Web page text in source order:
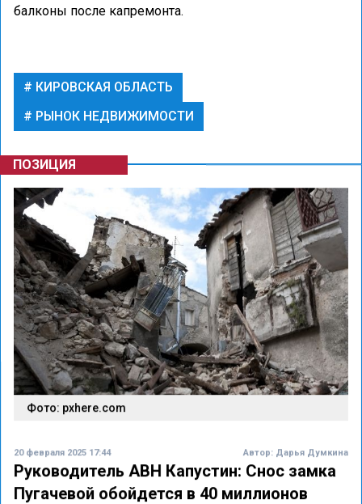
балконы после капремонта.
КИРОВСКАЯ ОБЛАСТЬ
РЫНОК НЕДВИЖИМОСТИ
ПОЗИЦИЯ
Фото: pxhere.com
20 февраля 2025 17:44 Автор: Дарья Думкина
Руководитель АВН Капустин: Снос замка
Пугачевой обойдется в 40 миллионов